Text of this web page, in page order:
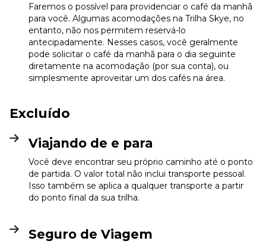
Faremos o possível para providenciar o café da manhã
para você. Algumas acomodações na Trilha Skye, no
entanto, não nos permitem reservá-lo
antecipadamente. Nesses casos, você geralmente
pode solicitar o café da manhã para o dia seguinte
diretamente na acomodação (por sua conta), ou
simplesmente aproveitar um dos cafés na área.
Excluído
Viajando de e para
Você deve encontrar seu próprio caminho até o ponto
de partida. O valor total não inclui transporte pessoal.
Isso também se aplica a qualquer transporte a partir
do ponto final da sua trilha.
Seguro de Viagem